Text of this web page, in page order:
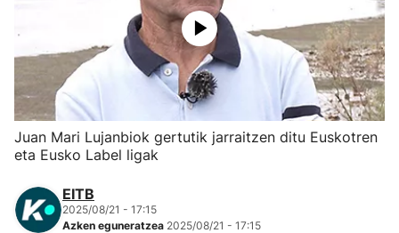
Eskubaloia
Kirolak 360
Mendi-lasterketak
Juan Mari Lujanbiok gertutik jarraitzen ditu Euskotren
eta Eusko Label ligak
EITB
2025/08/21 - 17:15
Azken eguneratzea 2025/08/21 - 17:15